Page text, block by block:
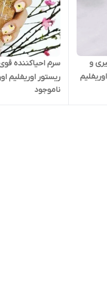
و
سرم احیاکننده
ریستور اوریفلیم
ناموجود